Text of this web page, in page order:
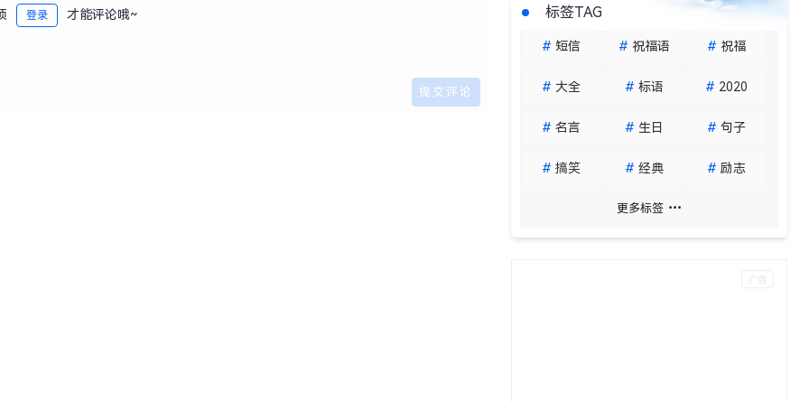
登录 才能评论哦~ 标签TAG
# 短信 # 祝福语 # 祝福
# 大全 # 标语 # 2020
# 名言 # 生日 # 句子
# 搞笑 # 经典 # 励志
更多标签